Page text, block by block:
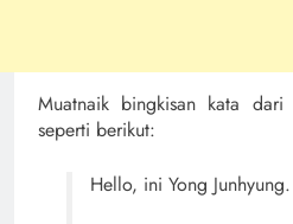
Muatnaik bingkisan kata dari
seperti berikut:
Hello, ini Yong Junhyung.